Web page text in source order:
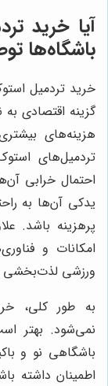
آیا خرید
باشگاه‌ها
خرید تردمیل
گزینه اقتصادی
هزینه‌های
تردمیل‌های
احتمال خرابی
یدکی آن‌ها به
پرهزینه باشد.
امکانات و
ورزشی لذت‌بخشی
به طور کلی،
نمی‌شود. بهتر
باشگاهی نو و
اطمینان داشته